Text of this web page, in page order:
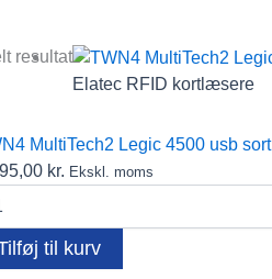
RFID kortlæsere
kortlæser
resultat
Elatec RFID kortlæsere
MultiTech2 Legic 4500 usb sort
kr. Ekskl. moms
til kurv